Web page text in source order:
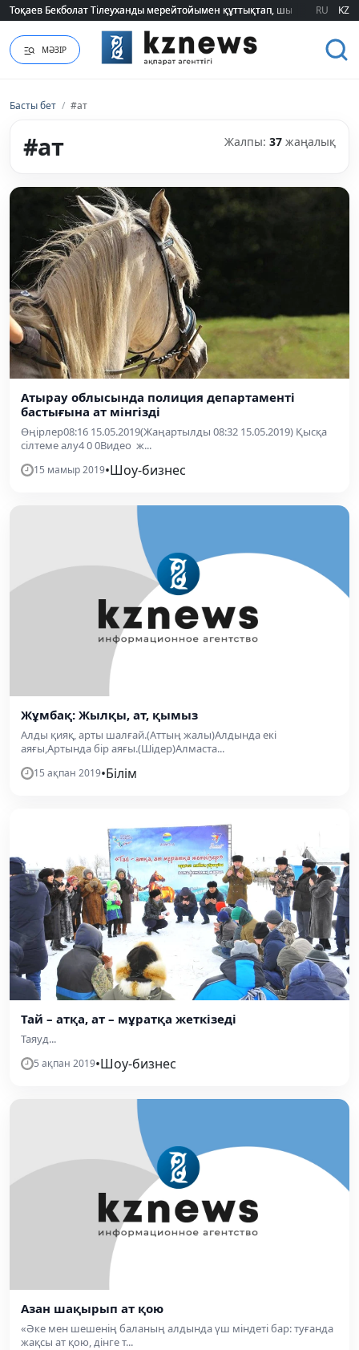
Тоқаев Бекболат Тілеуханды мерейтойымен құттықтап, шығармашылық
Тоқаев Бекболат Тілеуханды мерейтойымен құттықтап, шығармашылық
RU KZ
МӘЗІР
Басты бет / #ат
#ат Жалпы: 37 жаңалық
Атырау облысында полиция департаменті
бастығына ат мінгізді
Өңірлер08:16 15.05.2019(Жаңартылды 08:32 15.05.2019) Қысқа
сілтеме алу4 0 0Видео ж...
15 мамыр 2019•Шоу-бизнес
Жұмбақ: Жылқы, ат, қымыз
Алды қияқ, арты шалғай.(Аттың жалы)Алдында екі
аяғы,Артында бір аяғы.(Шідер)Алмаста...
15 ақпан 2019•Білім
Тай – атқа, ат – мұратқа жеткізеді
Таяуд...
5 ақпан 2019•Шоу-бизнес
Азан шақырып ат қою
«Әке мен шешенің баланың алдында үш міндеті бар: туғанда
жақсы ат қою, дінге т...